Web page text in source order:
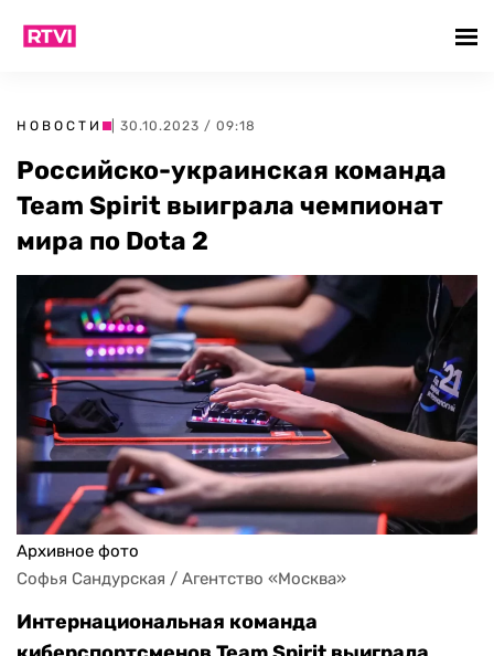
НОВОСТИ | 30.10.2023 / 09:18
Российско-украинская команда
Team Spirit выиграла чемпионат
мира по Dota 2
Архивное фото
Софья Сандурская / Агентство «Москва»
Интернациональная команда